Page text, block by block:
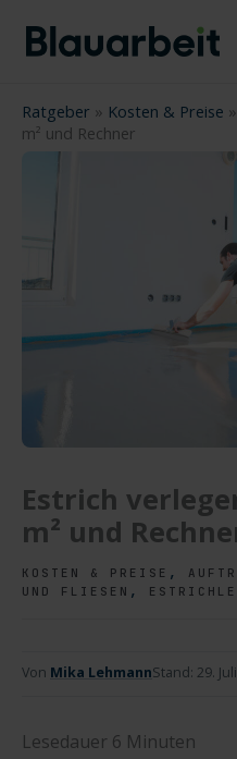
Inhalt
springen
Ratgeber » Kosten & Preise »
m² und Rechner
Estrich
m² und
KOSTEN & PREISE ,
UND FLIESEN ,
Von Mika LehmannStand: 29.
Lesedauer 6 Minuten